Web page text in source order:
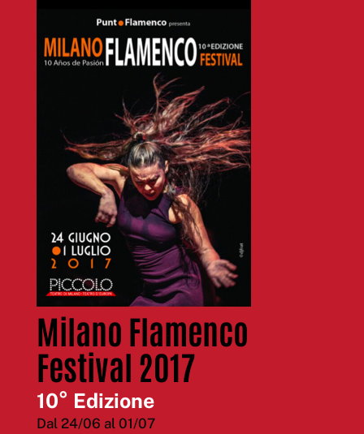
Milano Flamenco
Festival 2017
10° Edizione
Dal 24/06 al 01/07